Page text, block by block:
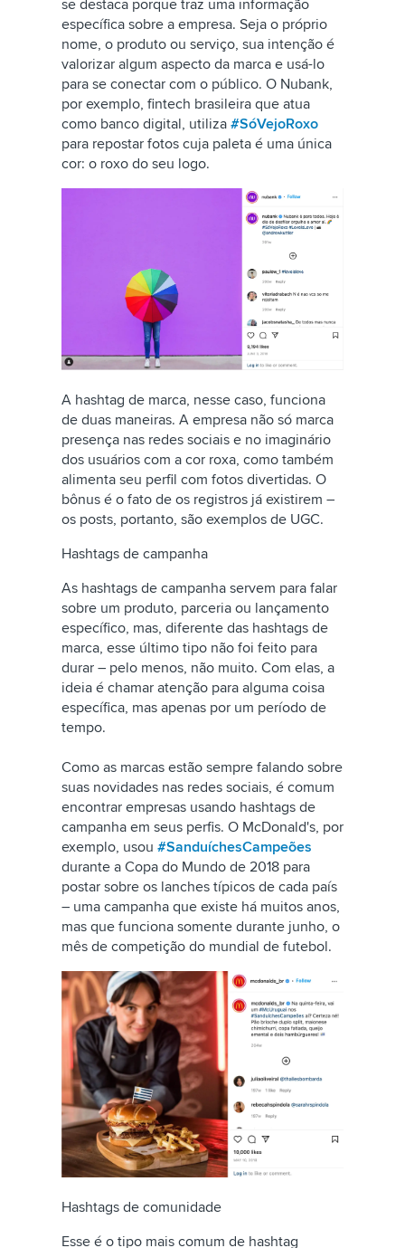
se destaca porque traz uma informação
específica sobre a empresa. Seja o próprio
nome, o produto ou serviço, sua intenção é
valorizar algum aspecto da marca e usá-lo
para se conectar com o público. O Nubank,
por exemplo, fintech brasileira que atua
como banco digital, utiliza #SóVejoRoxo
para repostar fotos cuja paleta é uma única
cor: o roxo do seu logo.
A hashtag de marca, nesse caso, funciona
de duas maneiras. A empresa não só marca
presença nas redes sociais e no imaginário
dos usuários com a cor roxa, como também
alimenta seu perfil com fotos divertidas. O
bônus é o fato de os registros já existirem –
os posts, portanto, são exemplos de UGC.
Hashtags de campanha
As hashtags de campanha servem para falar
sobre um produto, parceria ou lançamento
específico, mas, diferente das hashtags de
marca, esse último tipo não foi feito para
durar – pelo menos, não muito. Com elas, a
ideia é chamar atenção para alguma coisa
específica, mas apenas por um período de
tempo.
Como as marcas estão sempre falando sobre
suas novidades nas redes sociais, é comum
encontrar empresas usando hashtags de
campanha em seus perfis. O McDonald's, por
exemplo, usou #SanduíchesCampeões
durante a Copa do Mundo de 2018 para
postar sobre os lanches típicos de cada país
– uma campanha que existe há muitos anos,
mas que funciona somente durante junho, o
mês de competição do mundial de futebol.
Hashtags de comunidade
Esse é o tipo mais comum de hashtag